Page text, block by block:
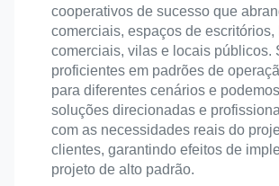
cooperativos de sucesso que
comerciais, espaços de escritórios,
comerciais, vilas e locais públicos.
proficientes em padrões de
para diferentes cenários e
soluções direcionadas e
com as necessidades reais do
clientes, garantindo efeitos de
projeto de alto padrão.